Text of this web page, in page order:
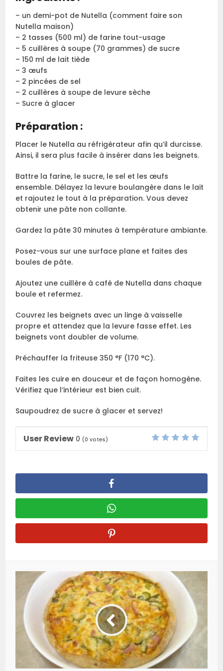
– un demi-pot de Nutella (comment faire son
Nutella maison)
– 2 tasses (500 ml) de farine tout-usage
– 5 cuillères à soupe (70 grammes) de sucre
– 150 ml de lait tiède
– 3 œufs
– 2 pincées de sel
– 2 cuillères à soupe de levure sèche
– Sucre à glacer
Préparation :
Placer le Nutella au réfrigérateur afin qu’il durcisse.
Ainsi, il sera plus facile à insérer dans les beignets.
Battre la farine, le sucre, le sel et les œufs
ensemble. Délayez la levure boulangère dans le lait
et rajoutez le tout à la préparation. Vous devez
obtenir une pâte non collante.
Gardez la pâte 30 minutes à température ambiante.
Posez-vous sur une surface plane et faites des
boules de pâte.
Ajoutez une cuillère à café de Nutella dans chaque
boule et refermez.
Couvrez les beignets avec un linge à vaisselle
propre et attendez que la levure fasse effet. Les
beignets vont doubler de volume.
Préchauffer la friteuse 350 °F (170 °C).
Faites les cuire en douceur et de façon homogène.
Vérifiez que l’intérieur est bien cuit.
Saupoudrez de sucre à glacer et servez!
User Review 0 (0 votes)